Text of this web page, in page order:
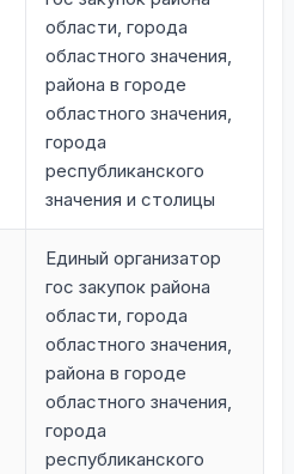
области, города
областного значения,
района в городе
областного значения,
города
республиканского
значения и столицы
Единый организатор
гос закупок района
области, города
областного значения,
района в городе
областного значения,
города
республиканского